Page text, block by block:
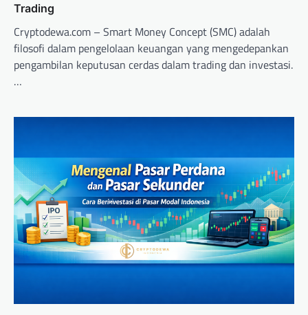
Trading
Cryptodewa.com – Smart Money Concept (SMC) adalah
filosofi dalam pengelolaan keuangan yang mengedepankan
pengambilan keputusan cerdas dalam trading dan investasi.
…